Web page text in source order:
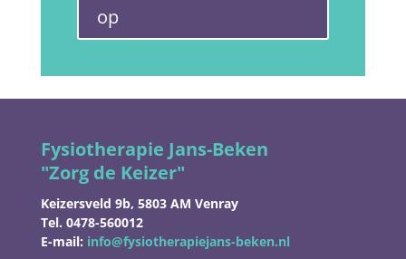
op
Fysiotherapie Jans-Beken
"Zorg de Keizer"
Keizersveld 9b, 5803 AM Venray
Tel. 0478-560012
E-mail: info@fysiotherapiejans-beken.nl